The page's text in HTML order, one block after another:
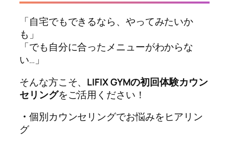
「自宅でもできるなら、やってみたいか
も」
「でも自分に合ったメニューがわからな
い…」
そんな方こそ、 LIFIX GYMの初回体験カウン
セリングをご活用ください！
・ 個別カウンセリングでお悩みをヒアリン
グ